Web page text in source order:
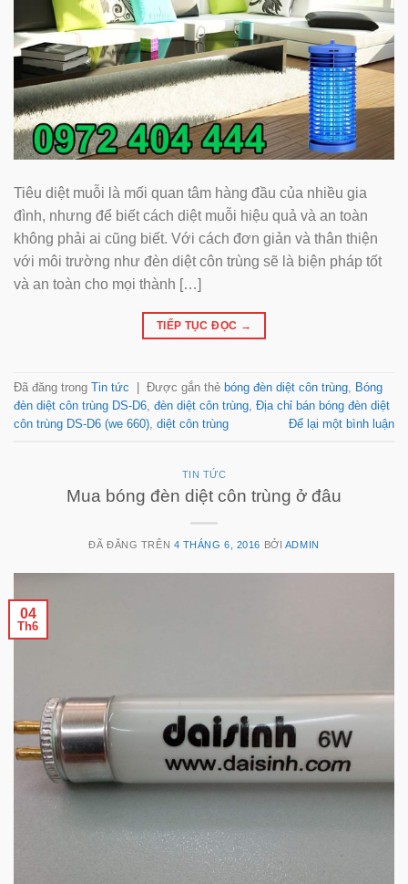
Tiêu diệt muỗi là mối quan tâm hàng đầu của nhiều gia
đình, nhưng để biết cách diệt muỗi hiệu quả và an toàn
không phải ai cũng biết. Với cách đơn giản và thân thiện
với môi trường như đèn diệt côn trùng sẽ là biện pháp tốt
và an toàn cho mọi thành […]
TIẾP TỤC ĐỌC →
Đã đăng trong Tin tức Được gắn thẻ bóng đèn diệt côn trùng, Bóng
đèn diệt côn trùng DS-D6, đèn diệt côn trùng, Địa chỉ bán bóng đèn diệt
côn trùng DS-D6 (we 660), diệt côn trùng Để lại một bình luận
TIN TỨC
Mua bóng đèn diệt côn trùng ở đâu
ĐÃ ĐĂNG TRÊN 4 THÁNG 6, 2016 BỞI ADMIN
04
Th6